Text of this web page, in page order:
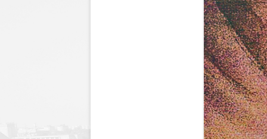
89 lecie szkoły
90 lecie urodzin i 70
Borsukiewicza
85 lecie szkoły
80 lecie szkoły
70 lecie szkoły
polegli i
1945
Szkoła
Humor